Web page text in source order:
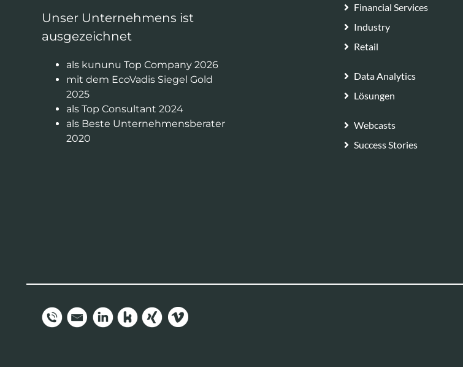
Unser Unternehmens ist
ausgezeichnet
als kununu Top Company 2026
mit dem EcoVadis Siegel Gold
2025
als Top Consultant 2024
als Beste Unternehmensberater
2020
Financial Services
Industry
Retail
Data Analytics
Lösungen
Webcasts
Success Stories